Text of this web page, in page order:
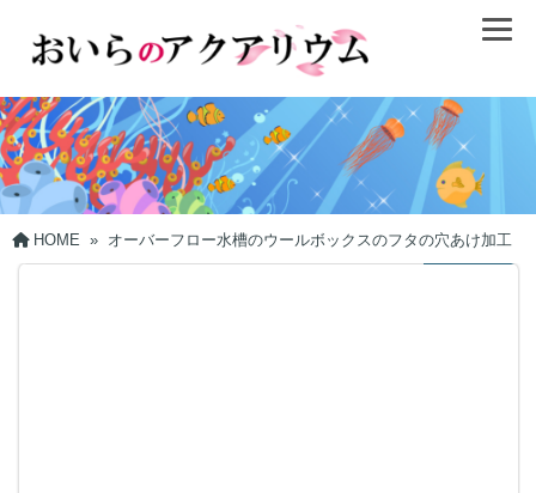
HOME » オーバーフロー水槽のウールボックスのフタの穴あけ加工